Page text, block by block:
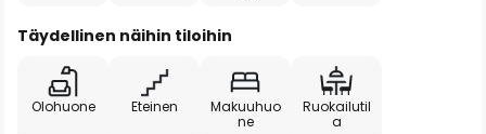
Täydellinen näihin tiloihin
Olohuone Eteinen
Makuuhuo
ne
Ruokailutil
a